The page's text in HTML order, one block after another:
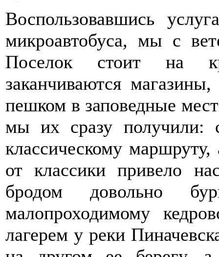
Воспользовавшись
микроавтобуса, мы с
Поселок стоит на
заканчиваются
пешком в заповедные
мы их сразу получили:
классическому
от классики привело
бродом довольно
малопроходимому
лагерем у реки